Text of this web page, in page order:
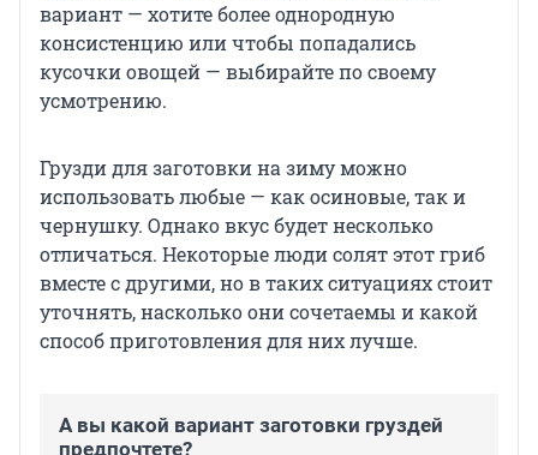
вариант — хотите более однородную
консистенцию или чтобы попадались
кусочки овощей — выбирайте по своему
усмотрению.
Грузди для заготовки на зиму можно
использовать любые — как осиновые, так и
чернушку. Однако вкус будет несколько
отличаться. Некоторые люди солят этот гриб
вместе с другими, но в таких ситуациях стоит
уточнять, насколько они сочетаемы и какой
способ приготовления для них лучше.
А вы какой вариант заготовки груздей
предпочтете?